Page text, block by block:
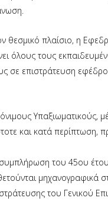
θεσμικό πλαίσιο, η
όλους τους
σε επιστράτευση
Υπαξιωματικούς,
και κατά περίπτωση,
συμπλήρωση του 45ου
μηχανογραφικά
του Γενικού